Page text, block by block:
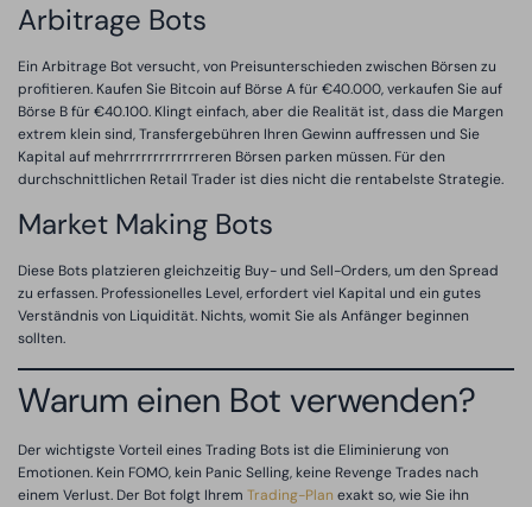
Arbitrage Bots
Ein Arbitrage Bot versucht, von Preisunterschieden zwischen Börsen zu
profitieren. Kaufen Sie Bitcoin auf Börse A für €40.000, verkaufen Sie auf
Börse B für €40.100. Klingt einfach, aber die Realität ist, dass die Margen
extrem klein sind, Transfergebühren Ihren Gewinn auffressen und Sie
Kapital auf mehrrrrrrrrrrrrreren Börsen parken müssen. Für den
durchschnittlichen Retail Trader ist dies nicht die rentabelste Strategie.
Market Making Bots
Diese Bots platzieren gleichzeitig Buy- und Sell-Orders, um den Spread
zu erfassen. Professionelles Level, erfordert viel Kapital und ein gutes
Verständnis von Liquidität. Nichts, womit Sie als Anfänger beginnen
sollten.
Warum einen Bot verwenden?
Der wichtigste Vorteil eines Trading Bots ist die Eliminierung von
Emotionen. Kein FOMO, kein Panic Selling, keine Revenge Trades nach
einem Verlust. Der Bot folgt Ihrem Trading-Plan exakt so, wie Sie ihn